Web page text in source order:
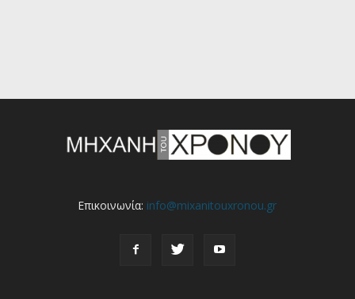
Επικοινωνία: info@mixanitouxronou.gr